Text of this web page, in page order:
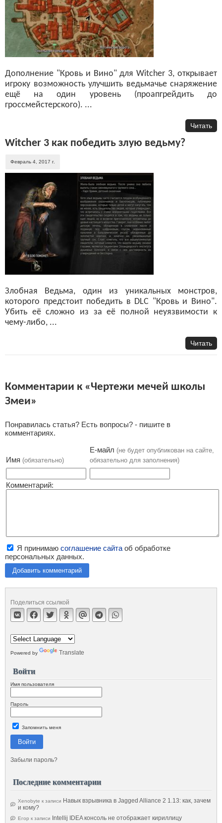
Дополнение "Кровь и Вино" для Witcher 3, открывает
игроку возможность улучшить ведьмачье снаряжение
ещё на один уровень (проапгрейдить до
гроссмейстерского). ...
Читать
Witcher 3 как победить злую ведьму?
Февраль 4, 2017 г.
Злобная Ведьма, один из уникальных монстров,
которого предстоит победить в DLC "Кровь и Вино".
Убить её сложно из за её полной неуязвимости к
чему-либо, ...
Читать
Комментарии к «Чертежи мечей школы
Змеи»
Понравилась статья? Есть вопросы? - пишите в
комментариях.
Имя (обязательно)
Е-майл (не будет опубликован на сайте,
обязательно для заполнения)
Комментарий:
Я принимаю соглашение сайта об обработке
персональных данных.
Добавить комментарий
Поделиться ссылкой
Powered by Translate
Войти
Имя пользователя
Пароль
Запомнить меня
Войти
Забыли пароль?
Последние комментарии
Xenobyte к записи Навык взрывника в Jagged Alliance 2 1.13: как, зачем
и кому?
Егор к записи Intellij IDEA консоль не отображает кириллицу